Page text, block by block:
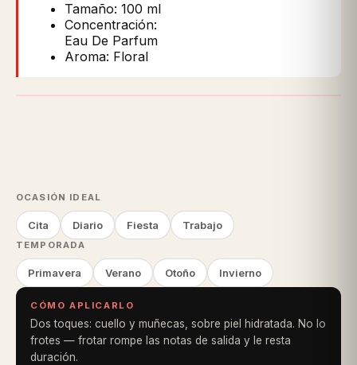
Tamaño: 100 ml
Concentración:
Eau De Parfum
Aroma: Floral
OCASIÓN IDEAL
Cita Diario Fiesta Trabajo
TEMPORADA
Primavera Verano Otoño Invierno
CÓMO APLICARLO
Dos toques: cuello y muñecas, sobre piel hidratada. No lo
frotes — frotar rompe las notas de salida y le resta
duración.